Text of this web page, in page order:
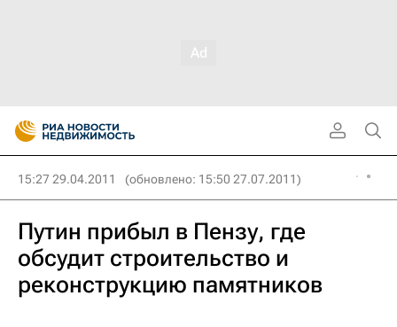
15:27 29.04.2011 (обновлено: 15:50 27.07.2011)
Путин прибыл в Пензу, где
обсудит строительство и
реконструкцию памятников